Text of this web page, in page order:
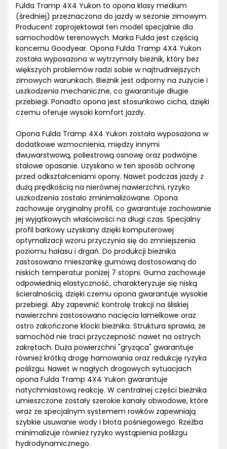
Fulda Tramp 4X4 Yukon to opona klasy medium
(średniej) przeznaczona do jazdy w sezonie zimowym.
Producent zaprojektował ten model specjalnie dla
samochodów terenowych. Marka Fulda jest częścią
koncernu Goodyear. Opona Fulda Tramp 4X4 Yukon
została wyposażona w wytrzymały bieżnik, który bez
większych problemów radzi sobie w najtrudniejszych
zimowych warunkach. Bieżnik jest odporny na zużycie i
uszkodzenia mechaniczne, co gwarantuje długie
przebiegi. Ponadto opona jest stosunkowo cicha, dzięki
czemu oferuje wysoki komfort jazdy.
Opona Fulda Tramp 4X4 Yukon została wyposażona w
dodatkowe wzmocnienia, między innymi
dwuwarstwową, poliestrową osnowę oraz podwójne
stalowe opasanie. Uzyskano w ten sposób ochronę
przed odkształceniami opony. Nawet podczas jazdy z
dużą prędkością na nierównej nawierzchni, ryzyko
uszkodzenia zostało zminimalizowane. Opona
zachowuje oryginalny profil, co gwarantuje zachowanie
jej wyjątkowych właściwości na długi czas. Specjalny
profil barkowy uzyskany dzięki komputerowej
optymalizacji wzoru przyczynia się do zmniejszenia
poziomu hałasu i drgań. Do produkcji bieżnika
zastosowano mieszankę gumową dostosowaną do
niskich temperatur poniżej 7 stopni. Guma zachowuje
odpowiednią elastyczność, charakteryzuje się niską
ścieralnością, dzięki czemu opona gwarantuje wysokie
przebiegi. Aby zapewnić kontrolę trakcji na śliskiej
nawierzchni zastosowano nacięcia lamelkowe oraz
ostro zakończone klocki bieżnika. Struktura sprawia, że
samochód nie traci przyczepność nawet na ostrych
zakrętach. Duża powierzchni "gryząca" gwarantuje
również krótką drogę hamowania oraz redukcję ryzyka
poślizgu. Nawet w nagłych drogowych sytuacjach
opona Fulda Tramp 4X4 Yukon gwarantuje
natychmiastową reakcję. W centralnej części bieżnika
umieszczone zostały szerokie kanały obwodowe, które
wraz ze specjalnym systemem rowków zapewniają
szybkie usuwanie wody i błota pośniegowego. Rzeźba
minimalizuje również ryzyko wystąpienia poślizgu
hydrodynamicznego.